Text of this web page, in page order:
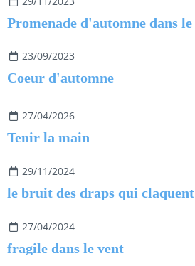
23/09/2023
Coeur d'automne
27/04/2026
Tenir la main
29/11/2024
le bruit des draps qui claquent
27/04/2024
fragile dans le vent